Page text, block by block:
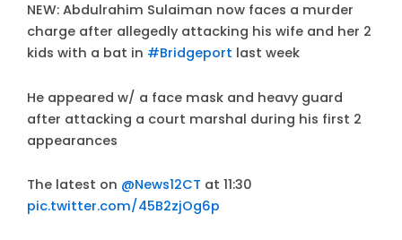
NEW: Abdulrahim Sulaiman now faces a murder
charge after allegedly attacking his wife and her 2
kids with a bat in #Bridgeport last week
He appeared w/ a face mask and heavy guard
after attacking a court marshal during his first 2
appearances
The latest on @News12CT at 11:30
pic.twitter.com/45B2zjOg6p